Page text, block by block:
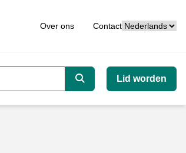
Over ons ContactTaal
Zoeken
Lid worden